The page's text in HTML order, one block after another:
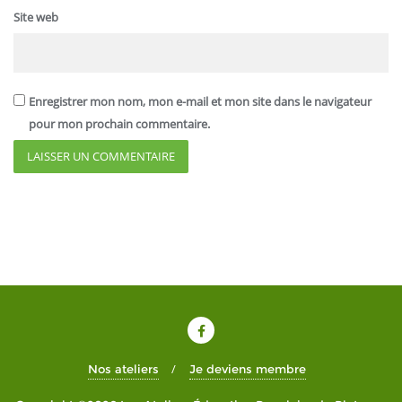
Site web
Enregistrer mon nom, mon e-mail et mon site dans le navigateur
pour mon prochain commentaire.
Nos ateliers Je deviens membre